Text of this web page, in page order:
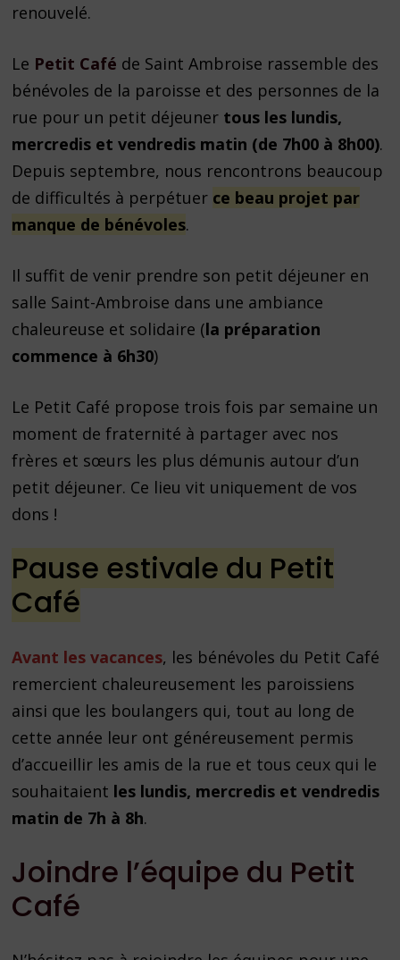
renouvelé.
Le Petit Café de Saint Ambroise rassemble des
bénévoles de la paroisse et des personnes de la
rue pour un petit déjeuner tous les lundis,
mercredis et vendredis matin (de 7h00 à 8h00).
Depuis septembre, nous rencontrons beaucoup
de difficultés à perpétuer ce beau projet par
manque de bénévoles.
Il suffit de venir prendre son petit déjeuner en
salle Saint-Ambroise dans une ambiance
chaleureuse et solidaire (la préparation
commence à 6h30)
Le Petit Café propose trois fois par semaine un
moment de fraternité à partager avec nos
frères et sœurs les plus démunis autour d’un
petit déjeuner. Ce lieu vit uniquement de vos
dons !
Pause estivale du Petit
Café
Avant les vacances, les bénévoles du Petit Café
remercient chaleureusement les paroissiens
ainsi que les boulangers qui, tout au long de
cette année leur ont généreusement permis
d’accueillir les amis de la rue et tous ceux qui le
souhaitaient les lundis, mercredis et vendredis
matin de 7h à 8h.
Joindre l’équipe du Petit
Café